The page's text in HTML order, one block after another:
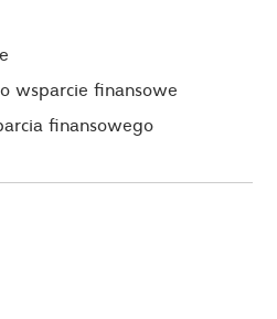
wsparcie finansowe
finansowego